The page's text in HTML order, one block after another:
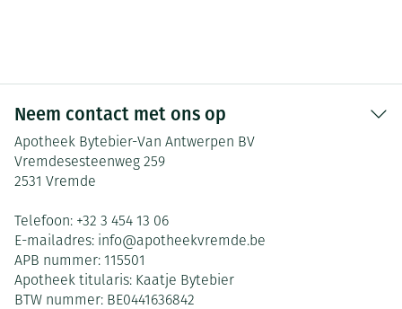
Neem contact met ons op
Apotheek Bytebier-Van Antwerpen BV
Vremdesesteenweg 259
2531 Vremde
Telefoon: +32 3 454 13 06
E-mailadres: info@apotheekvremde.be
APB nummer: 115501
Apotheek titularis: Kaatje Bytebier
BTW nummer: BE0441636842